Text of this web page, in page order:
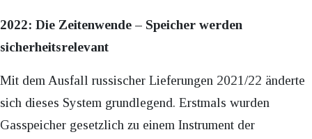
2022: Die Zeitenwende – Speicher werden
sicherheitsrelevant
Mit dem Ausfall russischer Lieferungen 2021/22 änderte
sich dieses System grundlegend. Erstmals wurden
Gasspeicher gesetzlich zu einem Instrument der